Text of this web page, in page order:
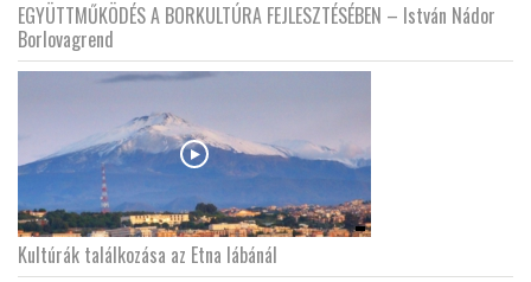
EGYÜTTMŰKÖDÉS A BORKULTÚRA FEJLESZTÉSÉBEN – István Nádor
Borlovagrend
Kultúrák találkozása az Etna lábánál